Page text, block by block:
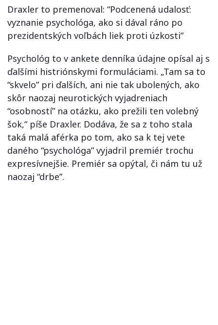
Draxler to premenoval: “Podcenená udalosť:
vyznanie psychológa, ako si dával ráno po
prezidentských voľbách liek proti úzkosti”
Psychológ to v ankete denníka údajne opísal aj s
ďalšími histriónskymi formuláciami. „Tam sa to
“skvelo” pri ďalších, ani nie tak ubolených, ako
skôr naozaj neurotických vyjadreniach
“osobností” na otázku, ako prežili ten volebný
šok,“ píše Draxler. Dodáva, že sa z toho stala
taká malá aférka po tom, ako sa k tej vete
daného “psychológa” vyjadril premiér trochu
expresívnejšie. Premiér sa opýtal, či nám tu už
naozaj “drbe”.